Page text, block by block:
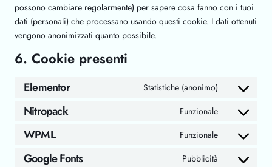
possono cambiare regolarmente) per sapere cosa fanno con i tuoi
dati (personali) che processano usando questi cookie. I dati ottenuti
vengono anonimizzati quanto possibile.
6. Cookie presenti
Elementor Statistiche (anonimo)
Nitropack Funzionale
WPML Funzionale
Google Fonts Pubblicità